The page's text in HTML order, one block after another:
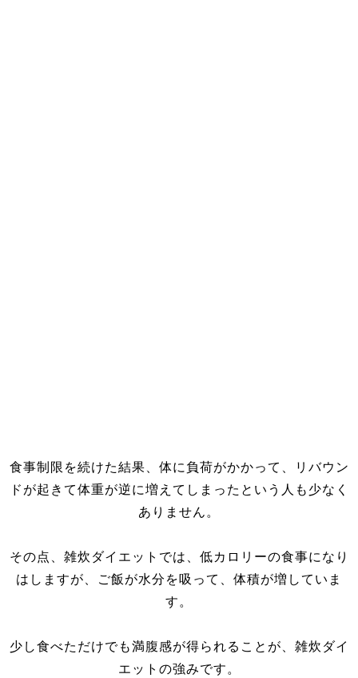
食事制限を続けた結果、体に負荷がかかって、リバウン
ドが起きて体重が逆に増えてしまったという人も少なく
ありません。
その点、雑炊ダイエットでは、低カロリーの食事になり
はしますが、ご飯が水分を吸って、体積が増していま
す。
少し食べただけでも満腹感が得られることが、雑炊ダイ
エットの強みです。